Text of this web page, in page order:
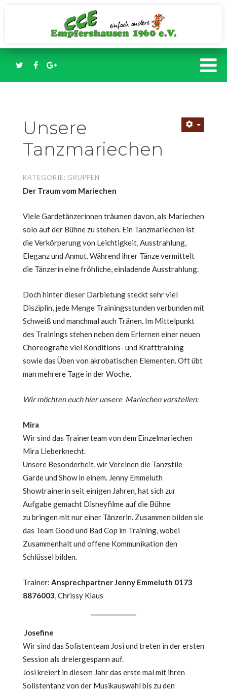
Unsere
Tanzmariechen
KATEGORIE: GRUPPEN
Der Traum vom Mariechen
Viele Gardetänzerinnen träumen davon, als Mariechen
solo auf der Bühne zu stehen. Ein Tanzmariechen ist
die Verkörperung von Leichtigkeit, Ausstrahlung,
Eleganz und Anmut. Während ihrer Tänze vermittelt
die Tänzerin eine fröhliche, einladende Ausstrahlung.
Doch hinter dieser Darbietung steckt sehr viel
Disziplin, jede Menge Trainingsstunden verbunden mit
Schweiß und manchmal auch Tränen. Im Mittelpunkt
des Trainings stehen neben dem Erlernen einer neuen
Choreografie viel Konditions- und Krafttraining
sowie das Üben von akrobatischen Elementen. Oft übt
man mehrere Tage in der Woche.
Wir möchten euch hier unsere Mariechen vorstellen:
Mira
Wir sind das Trainerteam von dem Einzelmariechen
Mira Lieberknecht.
Unsere Besonderheit, wir Vereinen die Tanzstile
Garde und Show in einem. Jenny Emmeluth
Showtrainerin seit einigen Jahren, hat sich zur
Aufgabe gemacht Disneyfilme auf die Bühne
zu bringen mit nur einer Tänzerin. Zusammen bilden sie
das Team Good und Bad Cop im Training, wobei
Zusammenhalt und offene Kommunikation den
Schlüssel bilden.
Trainer: Ansprechpartner Jenny Emmeluth 0173
8876003, Chrissy Klaus
Josefine
Wir sind das Solistenteam Josi und treten in der ersten
Session als dreiergespann auf.
Josi kreiert in diesem Jahr das erste mal mit ihren
Solistentanz von der Musikauswahl bis zu den